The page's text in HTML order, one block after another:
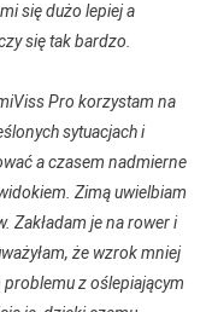
się dużo lepiej a
się tak bardzo.
Pro korzystam na
sytuacjach i
a czasem nadmierne
Zimą uwielbiam
Zakładam je na rower i
że wzrok mniej
z oślepiającym